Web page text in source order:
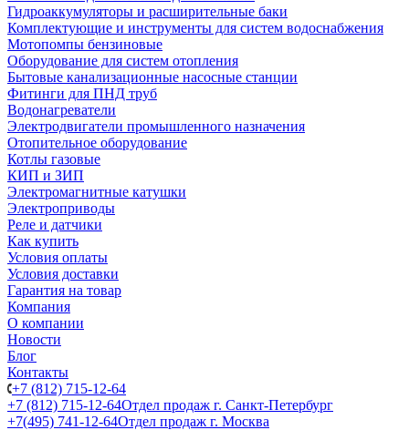
Гидроаккумуляторы и расширительные баки
Комплектующие и инструменты для систем водоснабжения
Мотопомпы бензиновые
Оборудование для систем отопления
Бытовые канализационные насосные станции
Фитинги для ПНД труб
Водонагреватели
Электродвигатели промышленного назначения
Отопительное оборудование
Котлы газовые
КИП и ЗИП
Электромагнитные катушки
Электроприводы
Реле и датчики
Как купить
Условия оплаты
Условия доставки
Гарантия на товар
Компания
О компании
Новости
Блог
Контакты
+7 (812) 715-12-64
+7 (812) 715-12-64Отдел продаж г. Санкт-Петербург
+7(495) 741-12-64Отдел продаж г. Москва